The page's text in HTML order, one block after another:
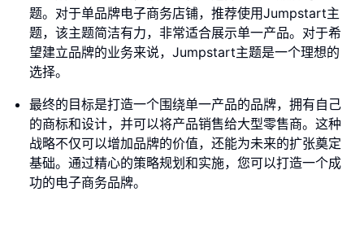
题。对于单品牌电子商务店铺，推荐使用Jumpstart主
题，该主题简洁有力，非常适合展示单一产品。对于希
望建立品牌的业务来说，Jumpstart主题是一个理想的
选择。
最终的目标是打造一个围绕单一产品的品牌，拥有自己
的商标和设计，并可以将产品销售给大型零售商。这种
战略不仅可以增加品牌的价值，还能为未来的扩张奠定
基础。通过精心的策略规划和实施，您可以打造一个成
功的电子商务品牌。